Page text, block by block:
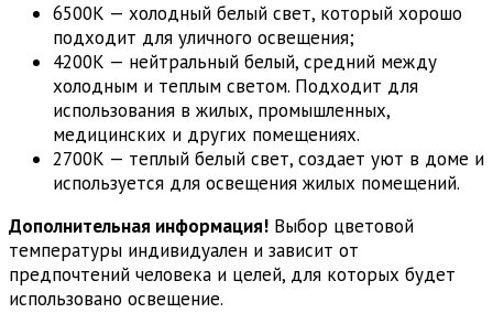
6500К — холодный белый свет, который хорошо
подходит для уличного освещения;
4200К — нейтральный белый, средний между
холодным и теплым светом. Подходит для
использования в жилых, промышленных,
медицинских и других помещениях.
2700К — теплый белый свет, создает уют в доме и
используется для освещения жилых помещений.
Дополнительная информация! Выбор цветовой
температуры индивидуален и зависит от
предпочтений человека и целей, для которых будет
использовано освещение.